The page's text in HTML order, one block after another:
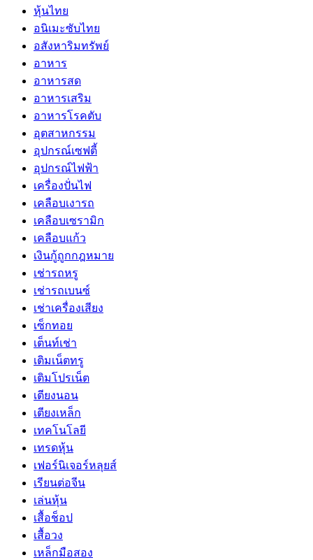
หุ้นไทย
อนิเมะซับไทย
อสังหาริมทรัพย์
อาหาร
อาหารสด
อาหารเสริม
อาหารโรคตับ
อุตสาหกรรม
อุปกรณ์เซฟตี้
อุปกรณ์ไฟฟ้า
เครื่องปั่นไฟ
เคลือบเงารถ
เคลือบเซรามิก
เคลือบแก้ว
เงินกู้ถูกกฎหมาย
เช่ารถหรู
เช่ารถเบนซ์
เช่าเครื่องเสียง
เซ็กทอย
เต็นท์เช่า
เติมเน็ตทรู
เติมโปรเน็ต
เตียงนอน
เตียงเหล็ก
เทคโนโลยี
เทรดหุ้น
เฟอร์นิเจอร์หลุยส์
เรียนต่อจีน
เล่นหุ้น
เสื้อช็อป
เสื้อวง
เหล็กมือสอง